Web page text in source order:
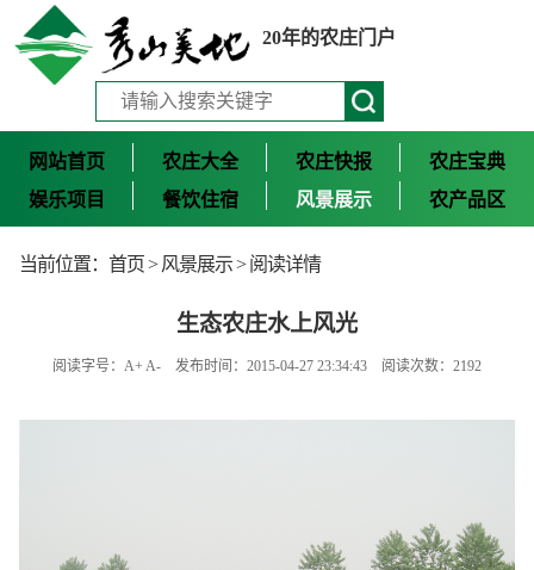
20年的农庄门户
网站首页 农庄大全 农庄快报
农庄宝典
娱乐项目
餐饮住宿 风景展示 农产品区
当前位置： 首页 >风景展示> 阅读详情
生态农庄水上风光
阅读字号： A+ A- 发布时间：2015-04-27 23:34:43 阅读次数：2192